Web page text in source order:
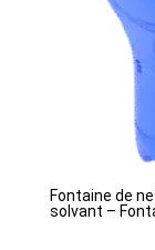
Fontaine de
solvant –